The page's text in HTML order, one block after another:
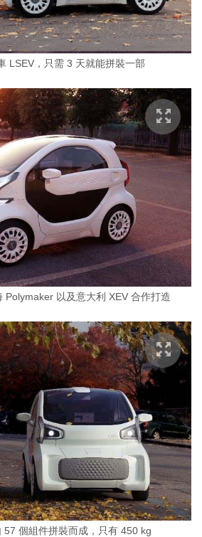
LSEV，只需 3 天就能拼裝一部
Polymaker 以及意大利 XEV 合作打造
57 個組件拼裝而成，只有 450 kg